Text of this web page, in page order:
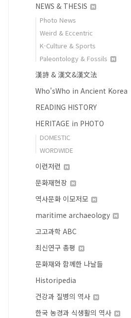
NEWS & THESIS
Photo News
Weird & Eccentric
K-Culture & Sports
Paleontology & Fossils
漢詩 & 漢文&漢文法
Who'sWho in Ancient Korea
READING HISTORY
HERITAGE in PHOTO
DOMESTIC
WORDWIDE
이런저런
문화재현장
역사문화 이모저모
maritime archaeology
고고과학 ABC
최신연구 총평
문화재와 함께한 나날들
Historipedia
건강과 질병의 역사
한국 농경과 식생활의 역사